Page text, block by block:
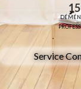
Service